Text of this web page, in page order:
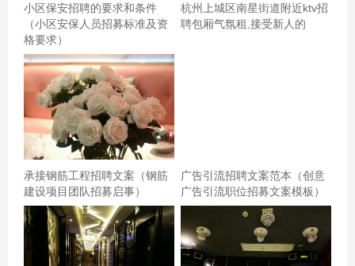
现在打电话去预约，天天都说自助餐已满，根本不让用团
购几个朋友一起去的环境很不错价格优惠杭州哪里有ktv招
聘点歌公主,怎么能多找一些客源 服务很好，环境也很好，
没想到到现场还可以用团购美美的，值得来，地点合适，
有吃的
小区保安招聘的要求和条件
（小区安保人员招募标准及资
格要求）
杭州上城区南星街道附近ktv招
聘包厢气氛租,接受新人的
承接钢筋工程招聘文案（钢筋
建设项目团队招募启事）
广告引流招聘文案范本（创意
广告引流职位招募文案模板）